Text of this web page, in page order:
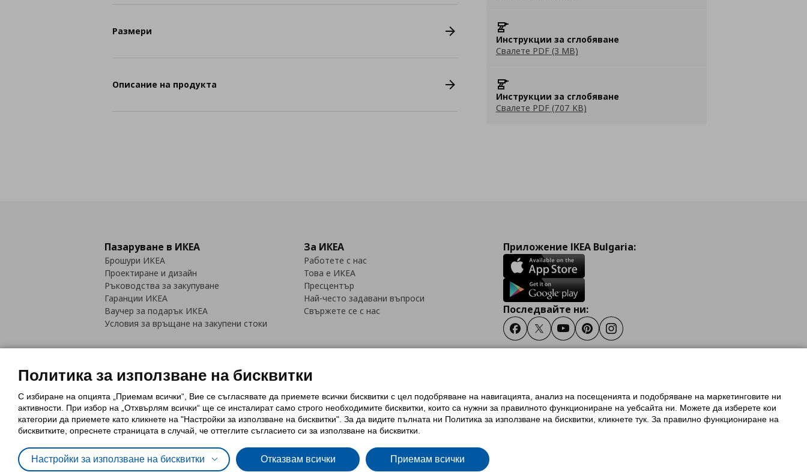
Инструкции за сглобяване
Свалете PDF (3 MB)
Инструкции за сглобяване
Свалете PDF (707 KB)
Размери
Описание на продукта
Пазаруване в ИКЕА
Брошури ИКЕА
Проектиране и дизайн
Ръководства за закупуване
Гаранции ИКЕА
Ваучер за подарък ИКЕА
Условия за връщане на закупени стоки
За ИКЕА
Работете с нас
Това е ИКЕА
Пресцентър
Най-често задавани въпроси
Свържете се с нас
Приложение IKEA Bulgaria:
Последвайте ни:
FacebookTwitterYoutubePinterestInstagram
Политика за използване на бисквитки (Cookies)Избор на настройки за използване на бисквиткиУсловия за ползване на ikea.bg
Обща политика за личните данни
Политика за защита на личните данни на ikea.bg
Общи условия на програма IKEA Family
Политика за защита на лични данни на програма IKEA Family
Политика за използване на бисквитки
С избиране на опцията „Приемам всички“, Вие се съгласявате да приемете всички бисквитки с цел подобряване на навигацията, анализ на посещенията и подобряване на маркетинговите ни
активности. При избор на „Отхвърлям всички“ ще се инсталират само строго необходимитe бисквитки, които са нужни за правилното функциониране на уебсайта ни. Можете да изберете кои
категории да приемете като кликнете на "Настройки за използване на бисквитки". За да видите пълната ни Политика за използване на бисквитки, кликнете тук. За правилно функциониране на
бисквитките, опреснете страницата в случай, че оттеглите съгласието си за използване на бисквитки.
Настройки за използване на бисквитки Отказвам всички Приемам всички